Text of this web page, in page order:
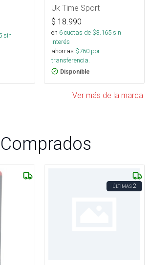
sin
Uk Time Sport
$ 18.990
en 6cuotas de $3.165sin
interés
ahorras $760 por
transferencia.
Disponible
Ver más de la marca
ÚLTIMAS2